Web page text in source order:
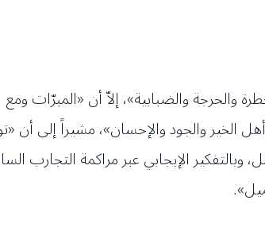
والحرجة والضبابية»، إلاّ أن «المبرّات
والجود والإحسان»، مشيراً إلى أن
الإيجابي عبر مراكمة التجارب